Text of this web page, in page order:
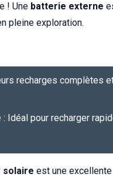
! Une batterie externe
pleine exploration.
recharges complètes
: Idéal pour recharger
solaire est une